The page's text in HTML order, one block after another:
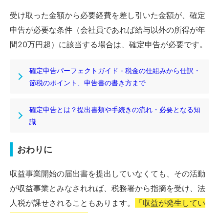
受け取った金額から必要経費を差し引いた金額が、確定
申告が必要な条件（会社員であれば給与以外の所得が年
間20万円超）に該当する場合は、確定申告が必要です。
確定申告パーフェクトガイド - 税金の仕組みから仕訳・
節税のポイント、申告書の書き方まで
確定申告とは？提出書類や手続きの流れ・必要となる知
識
おわりに
収益事業開始の届出書を提出していなくても、その活動
が収益事業とみなされれば、税務署から指摘を受け、法
人税が課せされることもあります。
「収益が発生してい